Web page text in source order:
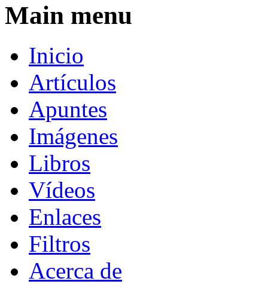
Main menu
Inicio
Artículos
Apuntes
Imágenes
Libros
Vídeos
Enlaces
Filtros
Acerca de